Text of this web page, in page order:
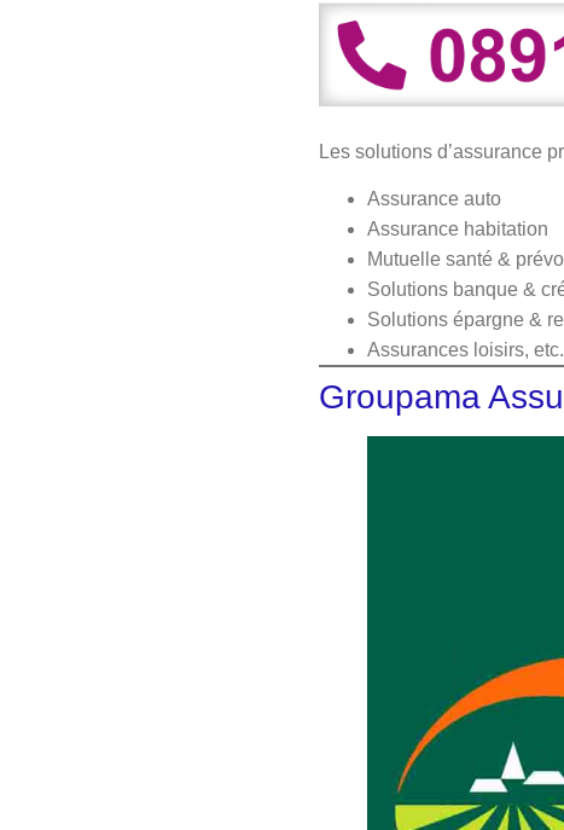
Les solutions d’assurance
Assurance auto
Assurance habitation
Mutuelle santé &
Solutions banque &
Solutions épargne &
Assurances loisirs, etc.
Groupama